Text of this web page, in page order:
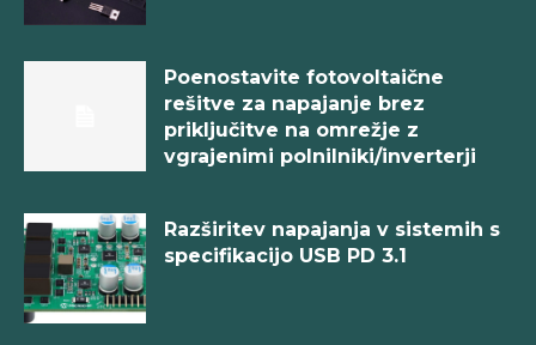
Poenostavite fotovoltaične
rešitve za napajanje brez
priključitve na omrežje z
vgrajenimi polnilniki/inverterji
Razširitev napajanja v sistemih s
specifikacijo USB PD 3.1